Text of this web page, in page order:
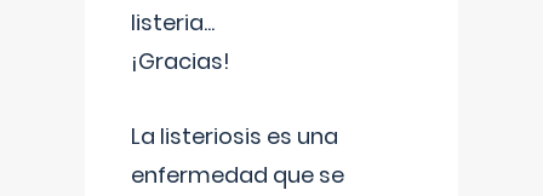
listeria...
¡Gracias!
La listeriosis es una
enfermedad que se